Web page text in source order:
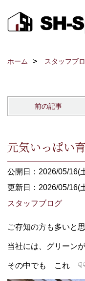
ホーム スタッフブ
前の記事
元気いっぱい
公開日：2026/05/16(
更新日：2026/05/16(
スタッフブログ
ご存知の方も多いと
当社には、グリーン
その中でも これ